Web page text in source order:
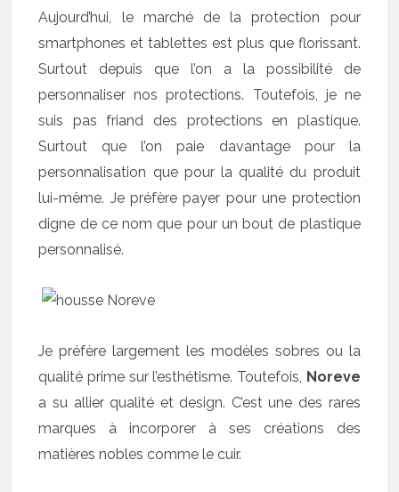
Aujourd’hui, le marché de la protection pour
smartphones et tablettes est plus que florissant.
Surtout depuis que l’on a la possibilité de
personnaliser nos protections. Toutefois, je ne
suis pas friand des protections en plastique.
Surtout que l’on paie davantage pour la
personnalisation que pour la qualité du produit
lui-même. Je préfère payer pour une protection
digne de ce nom que pour un bout de plastique
personnalisé.
Je préfère largement les modèles sobres ou la
qualité prime sur l’esthétisme. Toutefois, Noreve
a su allier qualité et design. C’est une des rares
marques à incorporer à ses créations des
matières nobles comme le cuir.